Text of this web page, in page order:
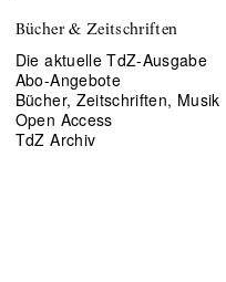
Bücher & Zeitschriften
Die aktuelle TdZ-Ausgabe
Abo-Angebote
Bücher, Zeitschriften, Musik
Open Access
TdZ Archiv